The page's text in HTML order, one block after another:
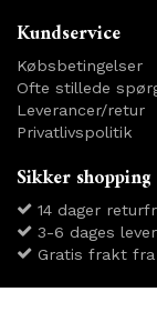
Kundservice
Købsbetingelser
Ofte stillede
Leverancer/retur
Privatlivspolitik
Sikker shopping
14 dager
3-6 dages
Gratis frakt